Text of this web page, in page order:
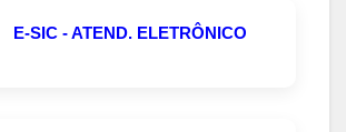
E-SIC - ATEND. ELETRÔNICO